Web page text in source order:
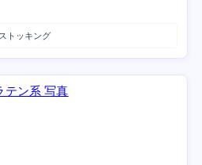
ストッキング